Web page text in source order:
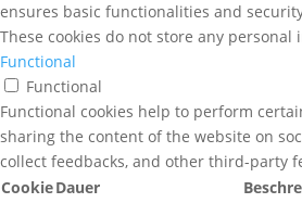
ensures basic functionalities and
These cookies do not store any personal
Functional
Functional
Functional cookies help to perform
sharing the content of the website on
collect feedbacks, and other third-party
CookieDauer